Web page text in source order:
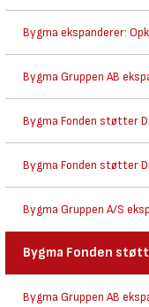
Bygma ekspanderer:
Bygma Gruppen AB
Bygma Fonden støtter
Bygma Fonden støtter
Bygma Gruppen A/S
Bygma Fonden
Bygma Gruppen AB